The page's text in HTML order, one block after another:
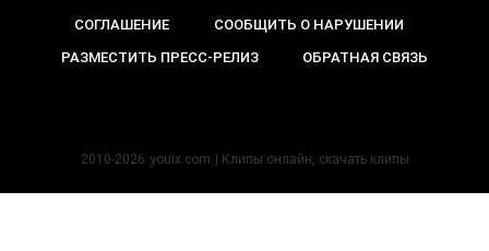
СОГЛАШЕНИЕ
СООБЩИТЬ О НАРУШЕНИИ
РАЗМЕСТИТЬ ПРЕСС-РЕЛИЗ
ОБРАТНАЯ СВЯЗЬ
2010-2026 youix.com | Клипы онлайн, cкачать клипы